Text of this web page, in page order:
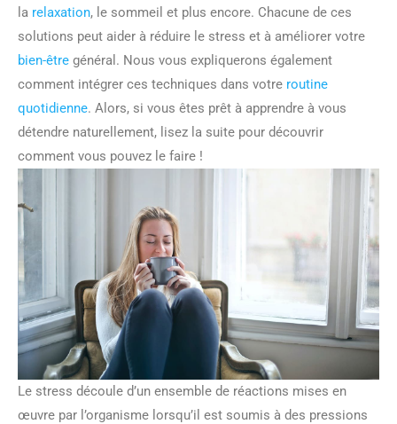
la relaxation, le sommeil et plus encore. Chacune de ces
solutions peut aider à réduire le stress et à améliorer votre
bien-être général. Nous vous expliquerons également
comment intégrer ces techniques dans votre routine
quotidienne. Alors, si vous êtes prêt à apprendre à vous
détendre naturellement, lisez la suite pour découvrir
comment vous pouvez le faire !
Le stress découle d’un ensemble de réactions mises en
œuvre par l’organisme lorsqu’il est soumis à des pressions